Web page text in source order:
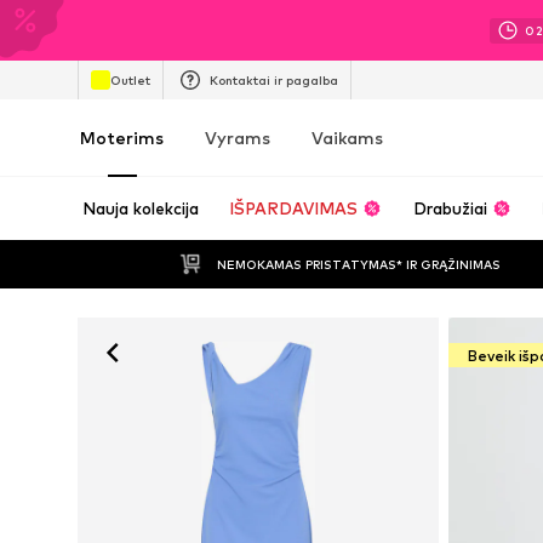
02
Outlet Kontaktai ir pagalba
Moterims Vyrams Vaikams
Nauja kolekcija IŠPARDAVIMAS Drabužiai
NEMOKAMAS PRISTATYMAS* IR GRĄŽINIMAS
Beveik